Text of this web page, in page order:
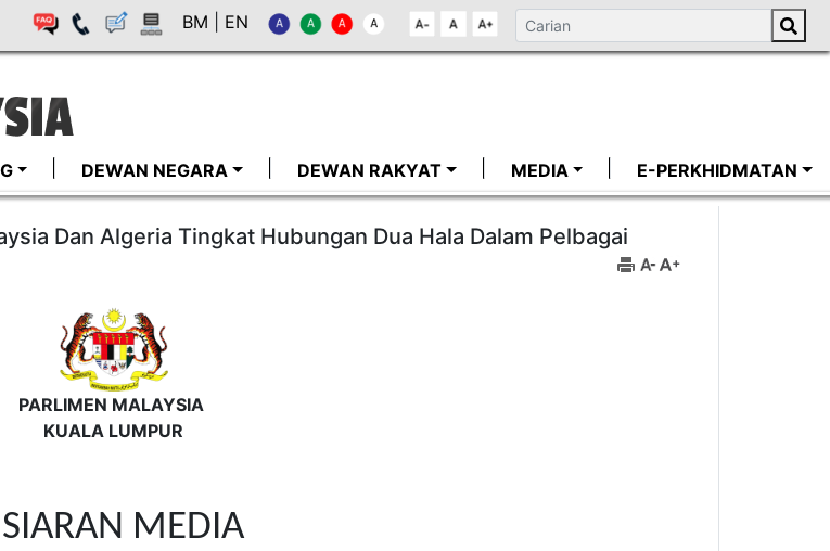
BM EN
DEWAN NEGARA DEWAN RAKYAT MEDIA E-PERKHIDMATAN
Dan Algeria Tingkat Hubungan Dua Hala Dalam Pelbagai
PARLIMEN MALAYSIA
KUALA LUMPUR
SIARAN MEDIA